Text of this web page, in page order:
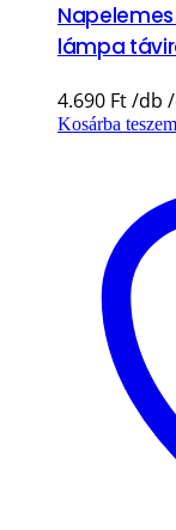
Napelemes
lámpa
4.690 Ft
Kosárba teszem